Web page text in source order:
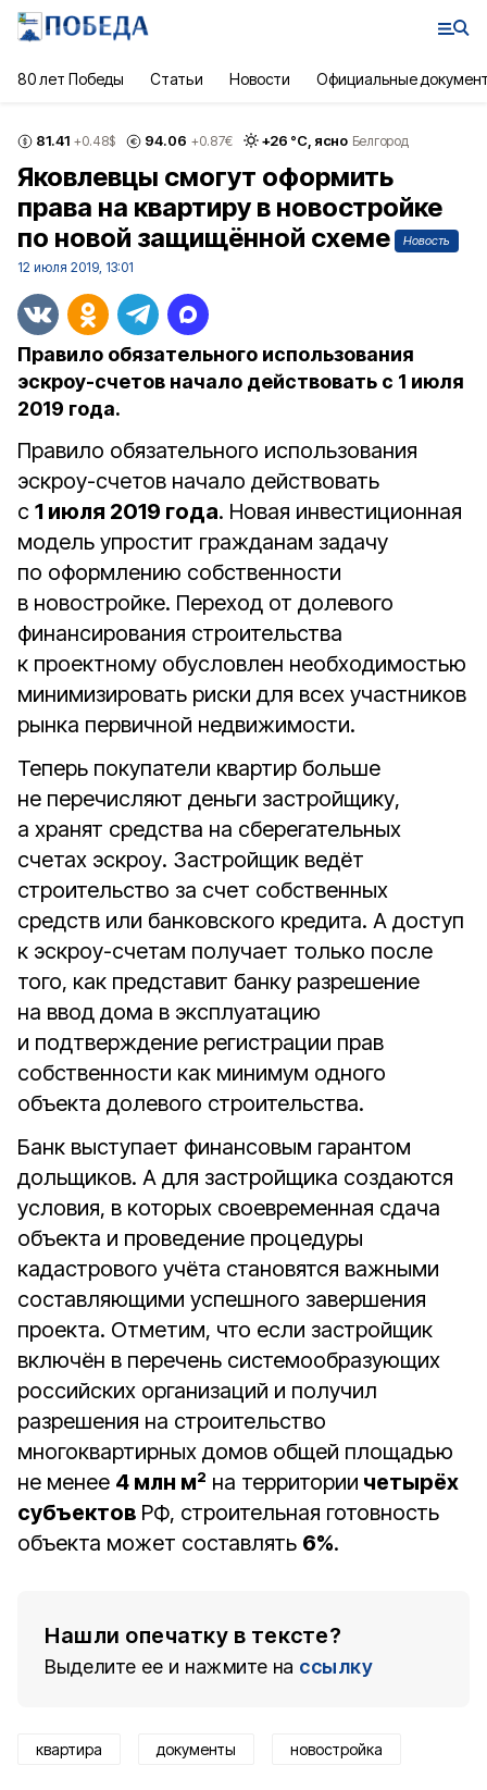
80 лет Победы Статьи Новости Официальные
81.41 +0.48$ 94.06 +0.87€ +26 °С, ясно Белгород
Яковлевцы смогут оформить
права на квартиру в новостройке
по новой защищённой схеме
Новость
12 июля 2019, 13:01
Правило обязательного использования
эскроу-счетов начало действовать с 1 июля
2019 года.
Правило обязательного использования
эскроу-счетов начало действовать
с 1 июля 2019 года. Новая инвестиционная
модель упростит гражданам задачу
по оформлению собственности
в новостройке. Переход от долевого
финансирования строительства
к проектному обусловлен необходимостью
минимизировать риски для всех участников
рынка первичной недвижимости.
Теперь покупатели квартир больше
не перечисляют деньги застройщику,
а хранят средства на сберегательных
счетах эскроу. Застройщик ведёт
строительство за счет собственных
средств или банковского кредита. А доступ
к эскроу-счетам получает только после
того, как представит банку разрешение
на ввод дома в эксплуатацию
и подтверждение регистрации прав
собственности как минимум одного
объекта долевого строительства.
Банк выступает финансовым гарантом
дольщиков. А для застройщика создаются
условия, в которых своевременная сдача
объекта и проведение процедуры
кадастрового учёта становятся важными
составляющими успешного завершения
проекта. Отметим, что если застройщик
включён в перечень системообразующих
российских организаций и получил
разрешения на строительство
многоквартирных домов общей площадью
не менее 4 млн м² на территории четырёх
субъектов РФ, строительная готовность
объекта может составлять 6%.
Нашли опечатку в тексте?
Выделите ее и нажмите на ссылку
квартира документы новостройка